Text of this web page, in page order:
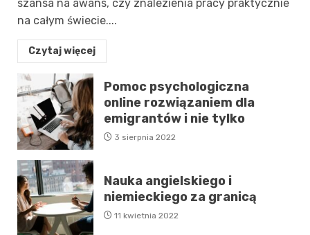
szansa na awans, czy znalezienia pracy praktycznie
na całym świecie....
Czytaj więcej
Pomoc psychologiczna
online rozwiązaniem dla
emigrantów i nie tylko
3 sierpnia 2022
Nauka angielskiego i
niemieckiego za granicą
11 kwietnia 2022